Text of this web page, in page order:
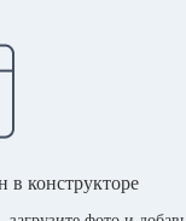
в конструкторе